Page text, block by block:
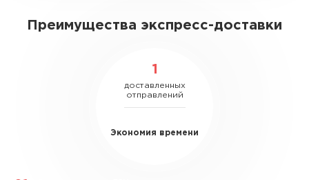
Преимущества экспресс-доставки
1
доставленных
отправлений
Экономия времени